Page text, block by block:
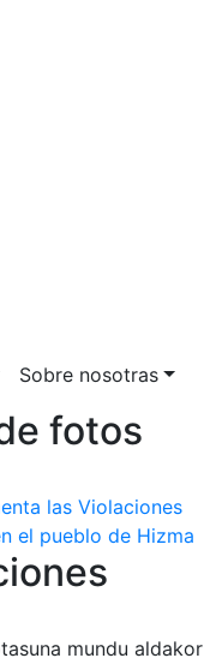
Sobre nosotras
fotos
las Violaciones
el pueblo de Hizma
mundu aldakor